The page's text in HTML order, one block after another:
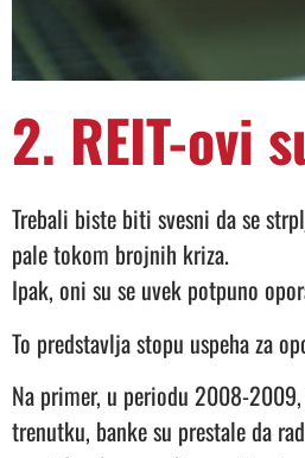
2. REIT-ovi
Trebali biste biti svesni da se
pale tokom brojnih kriza.
Ipak, oni su se uvek potpuno
To predstavlja stopu uspeha za
Na primer, u periodu 2008-
trenutku, banke su prestale da